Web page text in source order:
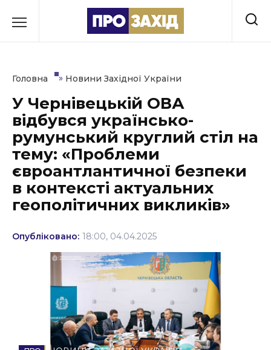
до
Культура
Освіта
Події
Політика
Спорт
Стиль життя
Втрачений Ужгород
Втрачений Ужгород (відеоверсія)
Головна » Новини Західної України
У Чернівецькій ОВА
відбувся українсько-
румунський круглий стіл на
тему: «Проблеми
євроантлантичної безпеки
в контексті актуальних
геополітичних викликів»
Опубліковано: 18:00, 04.04.2025